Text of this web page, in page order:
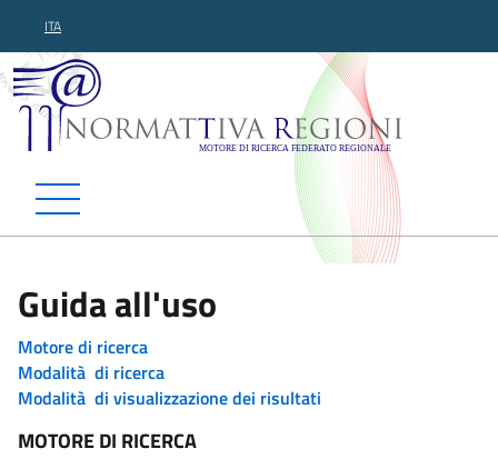
ITA
Normattiva Regioni -
Guida all'uso
Motore di ricerca
Modalità di ricerca
Modalità di visualizzazione dei risultati
MOTORE DI RICERCA